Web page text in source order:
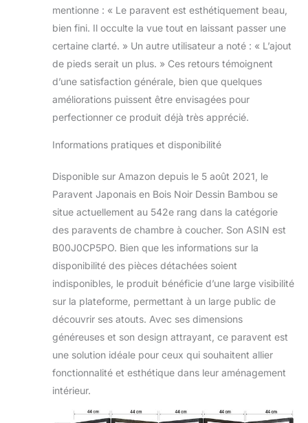
mentionne : « Le paravent est esthétiquement beau,
bien fini. Il occulte la vue tout en laissant passer une
certaine clarté. » Un autre utilisateur a noté : « L’ajout
de pieds serait un plus. » Ces retours témoignent
d’une satisfaction générale, bien que quelques
améliorations puissent être envisagées pour
perfectionner ce produit déjà très apprécié.
Informations pratiques et disponibilité
Disponible sur Amazon depuis le 5 août 2021, le
Paravent Japonais en Bois Noir Dessin Bambou se
situe actuellement au 542e rang dans la catégorie
des paravents de chambre à coucher. Son ASIN est
B00J0CP5PO. Bien que les informations sur la
disponibilité des pièces détachées soient
indisponibles, le produit bénéficie d’une large visibilité
sur la plateforme, permettant à un large public de
découvrir ses atouts. Avec ses dimensions
généreuses et son design attrayant, ce paravent est
une solution idéale pour ceux qui souhaitent allier
fonctionnalité et esthétique dans leur aménagement
intérieur.